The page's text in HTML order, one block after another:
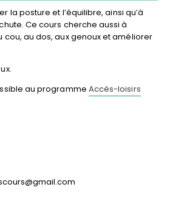
la posture et l’équilibre, ainsi qu’à
Ce cours cherche aussi à
cou, au dos, aux genoux et améliorer
au programme Accès-loisirs